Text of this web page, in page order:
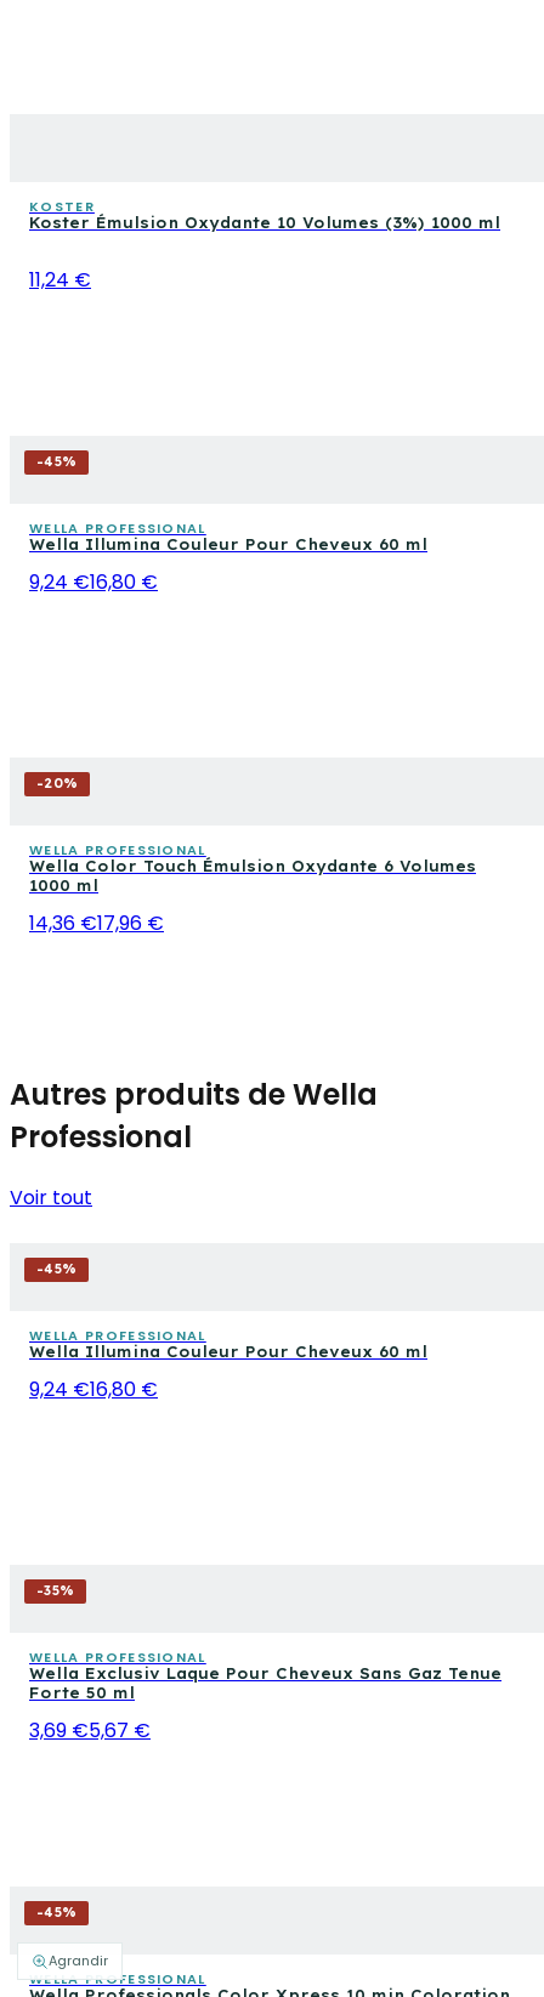
Agrandir
KOSTER
Koster Émulsion Oxydante 10 Volumes (3%) 1000 ml
11,24 €
-45%
WELLA PROFESSIONAL
Wella Illumina Couleur Pour Cheveux 60 ml
9,24 €16,80 €
-20%
WELLA PROFESSIONAL
Wella Color Touch Émulsion Oxydante 6 Volumes
1000 ml
14,36 €17,96 €
Autres produits de Wella
Professional
Voir tout
-45%
WELLA PROFESSIONAL
Wella Illumina Couleur Pour Cheveux 60 ml
9,24 €16,80 €
-35%
WELLA PROFESSIONAL
Wella Exclusiv Laque Pour Cheveux Sans Gaz Tenue
Forte 50 ml
3,69 €5,67 €
-45%
WELLA PROFESSIONAL